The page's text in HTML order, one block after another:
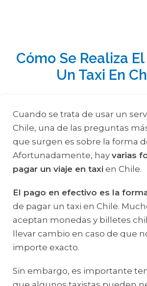
Cómo Se Realiza
Un Taxi En
Cuando se trata de usar un
Chile, una de las preguntas
que surgen es sobre la forma
Afortunadamente, hay varias
pagar un viaje en taxien Chile.
El pago en efectivo es la
de pagar un taxi en Chile.
aceptan monedas y billetes
llevar cambio en caso de que
importe exacto.
Sin embargo, es importante